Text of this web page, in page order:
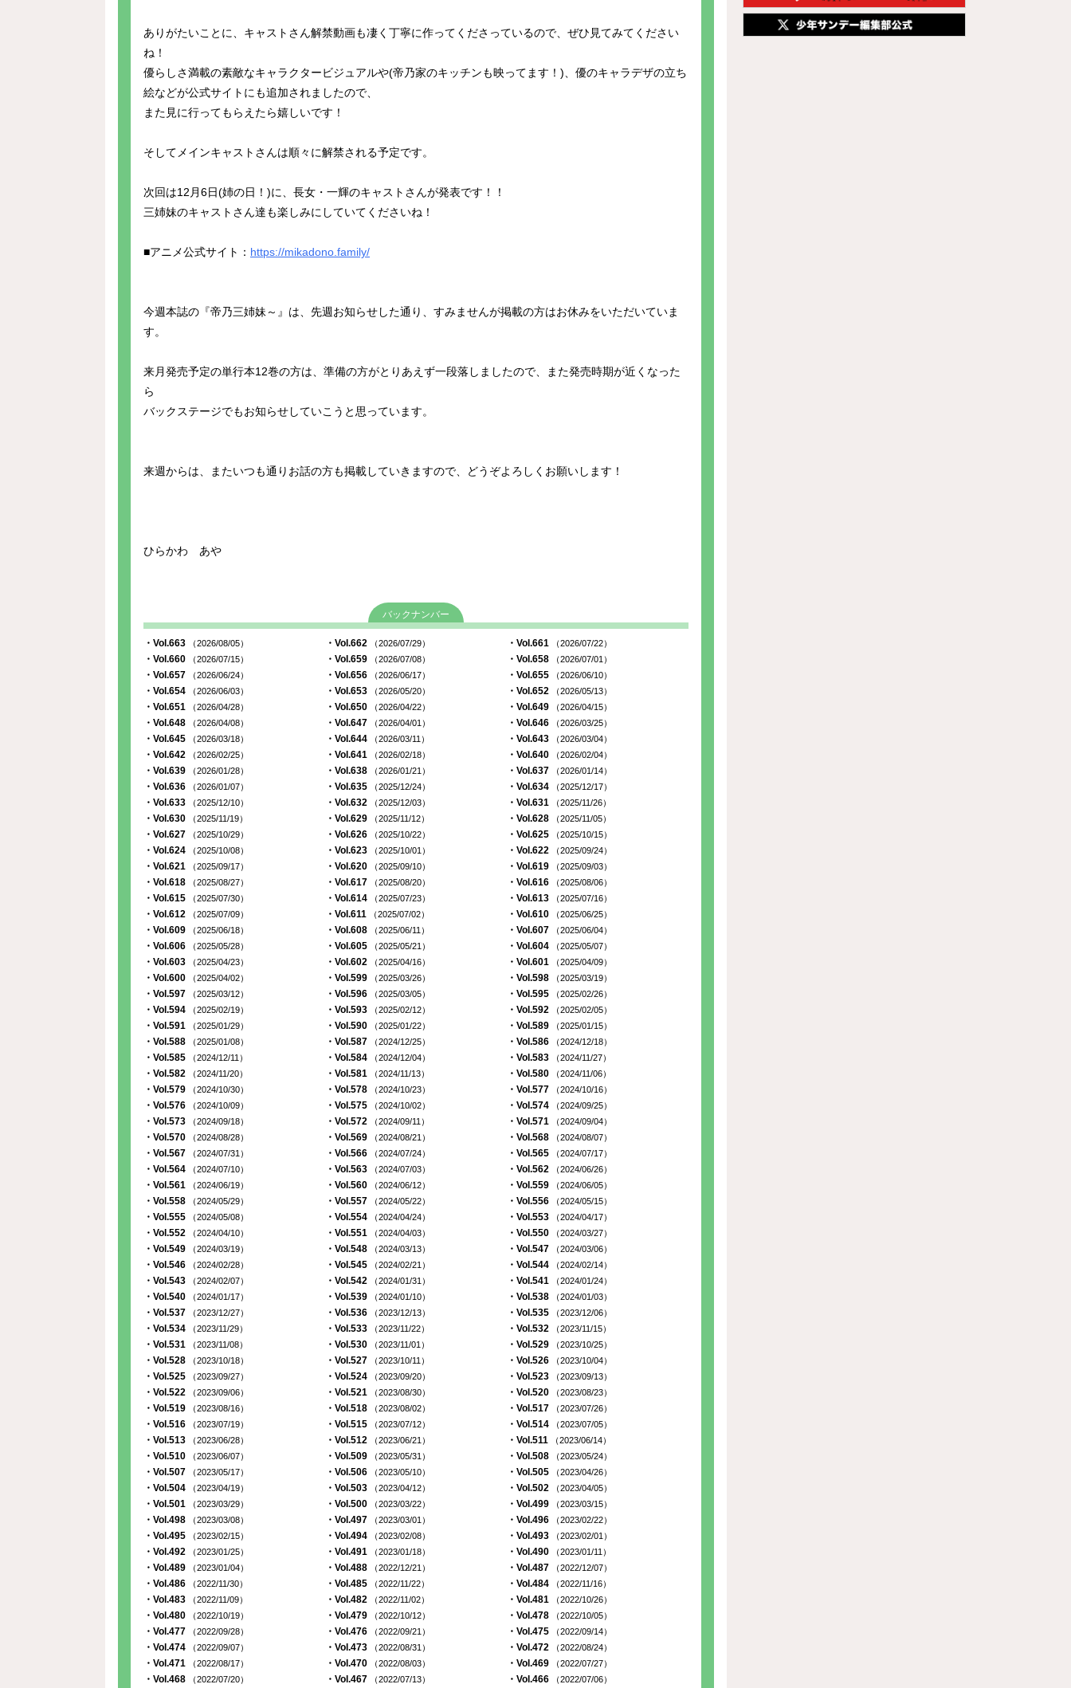
ありがたいことに、キャストさん解禁動画も凄く丁寧に作ってくださっているので、ぜひ見てみてください
ね！
優らしさ満載の素敵なキャラクタービジュアルや(帝乃家のキッチンも映ってます！)、優のキャラデザの立ち
絵などが公式サイトにも追加されましたので、
また見に行ってもらえたら嬉しいです！
そしてメインキャストさんは順々に解禁される予定です。
次回は12月6日(姉の日！)に、長女・一輝のキャストさんが発表です！！
三姉妹のキャストさん達も楽しみにしていてくださいね！
■アニメ公式サイト： https://mikadono.family/
今週本誌の『帝乃三姉妹～』は、先週お知らせした通り、すみませんが掲載の方はお休みをいただいていま
す。
来月発売予定の単行本12巻の方は、準備の方がとりあえず一段落しましたので、また発売時期が近くなった
ら
バックステージでもお知らせしていこうと思っています。
来週からは、またいつも通りお話の方も掲載していきますので、どうぞよろしくお願いします！
ひらかわ あや
バックナンバー
・Vol.663 （2026/08/05） ・Vol.662 （2026/07/29） ・Vol.661 （2026/07/22）
・Vol.660 （2026/07/15） ・Vol.659 （2026/07/08） ・Vol.658 （2026/07/01）
・Vol.657 （2026/06/24） ・Vol.656 （2026/06/17） ・Vol.655 （2026/06/10）
・Vol.654 （2026/06/03） ・Vol.653 （2026/05/20） ・Vol.652 （2026/05/13）
・Vol.651 （2026/04/28） ・Vol.650 （2026/04/22） ・Vol.649 （2026/04/15）
・Vol.648 （2026/04/08） ・Vol.647 （2026/04/01） ・Vol.646 （2026/03/25）
・Vol.645 （2026/03/18） ・Vol.644 （2026/03/11） ・Vol.643 （2026/03/04）
・Vol.642 （2026/02/25） ・Vol.641 （2026/02/18） ・Vol.640 （2026/02/04）
・Vol.639 （2026/01/28） ・Vol.638 （2026/01/21） ・Vol.637 （2026/01/14）
・Vol.636 （2026/01/07） ・Vol.635 （2025/12/24） ・Vol.634 （2025/12/17）
・Vol.633 （2025/12/10） ・Vol.632 （2025/12/03） ・Vol.631 （2025/11/26）
・Vol.630 （2025/11/19） ・Vol.629 （2025/11/12） ・Vol.628 （2025/11/05）
・Vol.627 （2025/10/29） ・Vol.626 （2025/10/22） ・Vol.625 （2025/10/15）
・Vol.624 （2025/10/08） ・Vol.623 （2025/10/01） ・Vol.622 （2025/09/24）
・Vol.621 （2025/09/17） ・Vol.620 （2025/09/10） ・Vol.619 （2025/09/03）
・Vol.618 （2025/08/27） ・Vol.617 （2025/08/20） ・Vol.616 （2025/08/06）
・Vol.615 （2025/07/30） ・Vol.614 （2025/07/23） ・Vol.613 （2025/07/16）
・Vol.612 （2025/07/09） ・Vol.611 （2025/07/02） ・Vol.610 （2025/06/25）
・Vol.609 （2025/06/18） ・Vol.608 （2025/06/11） ・Vol.607 （2025/06/04）
・Vol.606 （2025/05/28） ・Vol.605 （2025/05/21） ・Vol.604 （2025/05/07）
・Vol.603 （2025/04/23） ・Vol.602 （2025/04/16） ・Vol.601 （2025/04/09）
・Vol.600 （2025/04/02） ・Vol.599 （2025/03/26） ・Vol.598 （2025/03/19）
・Vol.597 （2025/03/12） ・Vol.596 （2025/03/05） ・Vol.595 （2025/02/26）
・Vol.594 （2025/02/19） ・Vol.593 （2025/02/12） ・Vol.592 （2025/02/05）
・Vol.591 （2025/01/29） ・Vol.590 （2025/01/22） ・Vol.589 （2025/01/15）
・Vol.588 （2025/01/08） ・Vol.587 （2024/12/25） ・Vol.586 （2024/12/18）
・Vol.585 （2024/12/11） ・Vol.584 （2024/12/04） ・Vol.583 （2024/11/27）
・Vol.582 （2024/11/20） ・Vol.581 （2024/11/13） ・Vol.580 （2024/11/06）
・Vol.579 （2024/10/30） ・Vol.578 （2024/10/23） ・Vol.577 （2024/10/16）
・Vol.576 （2024/10/09） ・Vol.575 （2024/10/02） ・Vol.574 （2024/09/25）
・Vol.573 （2024/09/18） ・Vol.572 （2024/09/11） ・Vol.571 （2024/09/04）
・Vol.570 （2024/08/28） ・Vol.569 （2024/08/21） ・Vol.568 （2024/08/07）
・Vol.567 （2024/07/31） ・Vol.566 （2024/07/24） ・Vol.565 （2024/07/17）
・Vol.564 （2024/07/10） ・Vol.563 （2024/07/03） ・Vol.562 （2024/06/26）
・Vol.561 （2024/06/19） ・Vol.560 （2024/06/12） ・Vol.559 （2024/06/05）
・Vol.558 （2024/05/29） ・Vol.557 （2024/05/22） ・Vol.556 （2024/05/15）
・Vol.555 （2024/05/08） ・Vol.554 （2024/04/24） ・Vol.553 （2024/04/17）
・Vol.552 （2024/04/10） ・Vol.551 （2024/04/03） ・Vol.550 （2024/03/27）
・Vol.549 （2024/03/19） ・Vol.548 （2024/03/13） ・Vol.547 （2024/03/06）
・Vol.546 （2024/02/28） ・Vol.545 （2024/02/21） ・Vol.544 （2024/02/14）
・Vol.543 （2024/02/07） ・Vol.542 （2024/01/31） ・Vol.541 （2024/01/24）
・Vol.540 （2024/01/17） ・Vol.539 （2024/01/10） ・Vol.538 （2024/01/03）
・Vol.537 （2023/12/27） ・Vol.536 （2023/12/13） ・Vol.535 （2023/12/06）
・Vol.534 （2023/11/29） ・Vol.533 （2023/11/22） ・Vol.532 （2023/11/15）
・Vol.531 （2023/11/08） ・Vol.530 （2023/11/01） ・Vol.529 （2023/10/25）
・Vol.528 （2023/10/18） ・Vol.527 （2023/10/11） ・Vol.526 （2023/10/04）
・Vol.525 （2023/09/27） ・Vol.524 （2023/09/20） ・Vol.523 （2023/09/13）
・Vol.522 （2023/09/06） ・Vol.521 （2023/08/30） ・Vol.520 （2023/08/23）
・Vol.519 （2023/08/16） ・Vol.518 （2023/08/02） ・Vol.517 （2023/07/26）
・Vol.516 （2023/07/19） ・Vol.515 （2023/07/12） ・Vol.514 （2023/07/05）
・Vol.513 （2023/06/28） ・Vol.512 （2023/06/21） ・Vol.511 （2023/06/14）
・Vol.510 （2023/06/07） ・Vol.509 （2023/05/31） ・Vol.508 （2023/05/24）
・Vol.507 （2023/05/17） ・Vol.506 （2023/05/10） ・Vol.505 （2023/04/26）
・Vol.504 （2023/04/19） ・Vol.503 （2023/04/12） ・Vol.502 （2023/04/05）
・Vol.501 （2023/03/29） ・Vol.500 （2023/03/22） ・Vol.499 （2023/03/15）
・Vol.498 （2023/03/08） ・Vol.497 （2023/03/01） ・Vol.496 （2023/02/22）
・Vol.495 （2023/02/15） ・Vol.494 （2023/02/08） ・Vol.493 （2023/02/01）
・Vol.492 （2023/01/25） ・Vol.491 （2023/01/18） ・Vol.490 （2023/01/11）
・Vol.489 （2023/01/04） ・Vol.488 （2022/12/21） ・Vol.487 （2022/12/07）
・Vol.486 （2022/11/30） ・Vol.485 （2022/11/22） ・Vol.484 （2022/11/16）
・Vol.483 （2022/11/09） ・Vol.482 （2022/11/02） ・Vol.481 （2022/10/26）
・Vol.480 （2022/10/19） ・Vol.479 （2022/10/12） ・Vol.478 （2022/10/05）
・Vol.477 （2022/09/28） ・Vol.476 （2022/09/21） ・Vol.475 （2022/09/14）
・Vol.474 （2022/09/07） ・Vol.473 （2022/08/31） ・Vol.472 （2022/08/24）
・Vol.471 （2022/08/17） ・Vol.470 （2022/08/03） ・Vol.469 （2022/07/27）
・Vol.468 （2022/07/20） ・Vol.467 （2022/07/13） ・Vol.466 （2022/07/06）